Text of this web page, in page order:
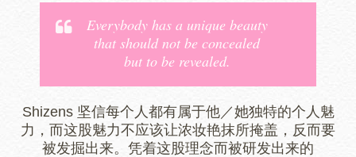
Everybody has a unique beauty
that should not be concealed
but to be revealed.
Shizens 坚信每个人都有属于他／她独特的个人魅
力，而这股魅力不应该让浓妆艳抹所掩盖，反而要
被发掘出来。凭着这股理念而被研发出来的